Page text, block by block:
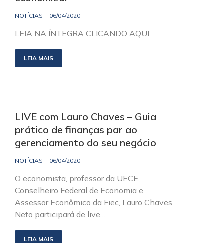
NOTÍCIAS 06/04/2020
LEIA NA ÍNTEGRA CLICANDO AQUI
LEIA MAIS
LIVE com Lauro Chaves – Guia
prático de finanças par ao
gerenciamento do seu negócio
NOTÍCIAS 06/04/2020
O economista, professor da UECE,
Conselheiro Federal de Economia e
Assessor Econômico da Fiec, Lauro Chaves
Neto participará de live…
LEIA MAIS